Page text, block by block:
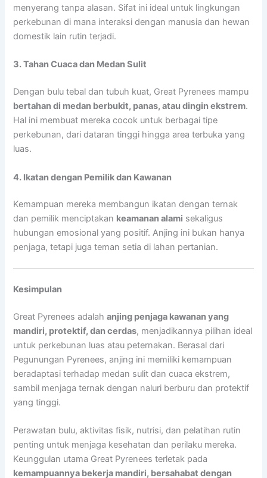
menyerang tanpa alasan. Sifat ini ideal untuk lingkungan
perkebunan di mana interaksi dengan manusia dan hewan
domestik lain rutin terjadi.
3. Tahan Cuaca dan Medan Sulit
Dengan bulu tebal dan tubuh kuat, Great Pyrenees mampu
bertahan di medan berbukit, panas, atau dingin ekstrem.
Hal ini membuat mereka cocok untuk berbagai tipe
perkebunan, dari dataran tinggi hingga area terbuka yang
luas.
4. Ikatan dengan Pemilik dan Kawanan
Kemampuan mereka membangun ikatan dengan ternak
dan pemilik menciptakan keamanan alami sekaligus
hubungan emosional yang positif. Anjing ini bukan hanya
penjaga, tetapi juga teman setia di lahan pertanian.
Kesimpulan
Great Pyrenees adalahanjing penjaga kawanan yang
mandiri, protektif, dan cerdas, menjadikannya pilihan ideal
untuk perkebunan luas atau peternakan. Berasal dari
Pegunungan Pyrenees, anjing ini memiliki kemampuan
beradaptasi terhadap medan sulit dan cuaca ekstrem,
sambil menjaga ternak dengan naluri berburu dan protektif
yang tinggi.
Perawatan bulu, aktivitas fisik, nutrisi, dan pelatihan rutin
penting untuk menjaga kesehatan dan perilaku mereka.
Keunggulan utama Great Pyrenees terletak pada
kemampuannya bekerja mandiri, bersahabat dengan